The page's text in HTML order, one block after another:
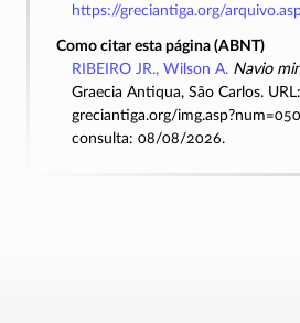
https://greciantiga.org/
Como citar esta página (ABNT)
RIBEIRO JR., Wilson A. Navio
Graecia Antiqua, São Carlos. URL:
greciantiga.org/
consulta: 08/08/2026.